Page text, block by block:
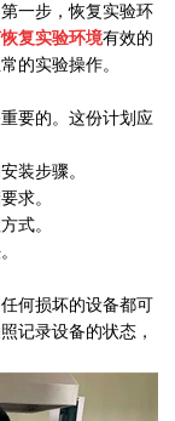
一步，恢复实验环
复实验环境有效的
的实验操作。
要的。这份计划应
装步骤。
求。
式。
何损坏的设备都可
记录设备的状态，